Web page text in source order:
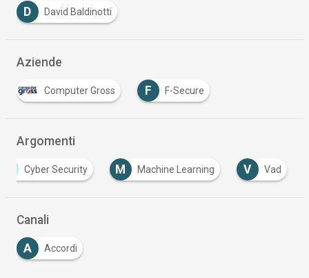
D David Baldinotti
Aziende
Computer Gross F F-Secure
Argomenti
Cyber Security M Machine Learning V Vad
Canali
A Accordi